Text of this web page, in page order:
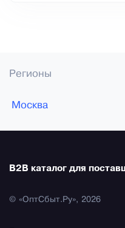
Регионы
Москва
B2B каталог для
© «ОптСбыт.Ру», 2026